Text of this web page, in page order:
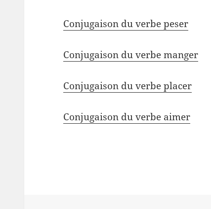
Conjugaison du verbe peser
Conjugaison du verbe manger
Conjugaison du verbe placer
Conjugaison du verbe aimer